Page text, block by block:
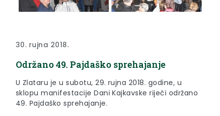
30. rujna 2018.
Održano 49. Pajdaško sprehajanje
U Zlataru je u subotu, 29. rujna 2018. godine, u
sklopu manifestacije Dani Kajkavske riječi održano
49. Pajdaško sprehajanje.